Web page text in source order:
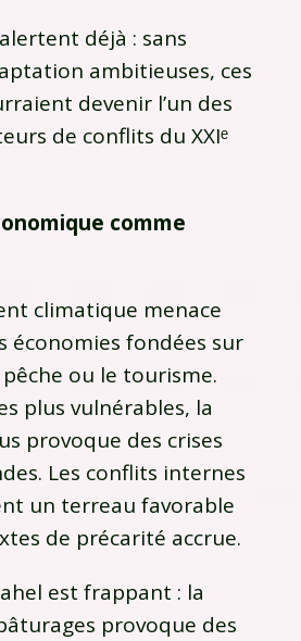
déjà : sans
ambitieuses, ces
devenir l’un des
de conflits du XXIᵉ
comme
climatique menace
économies fondées sur
ou le tourisme.
plus vulnérables, la
provoque des crises
Les conflits internes
un terreau favorable
de précarité accrue.
est frappant : la
provoque des